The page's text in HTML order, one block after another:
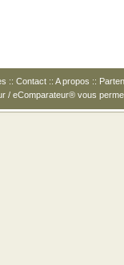
:: Contact :: A propos ::
/ eComparateur® vous